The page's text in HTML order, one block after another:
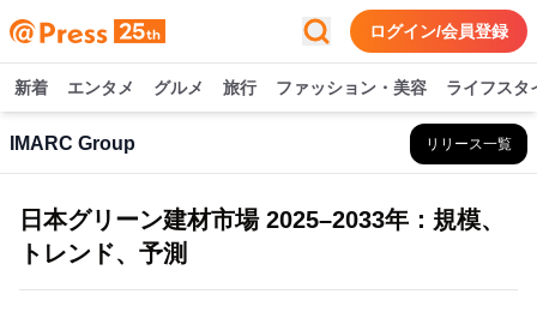
ログイン/会員登録
新着 エンタメ グルメ 旅行 ファッション・美容 ライフスタ
IMARC Group リリース一覧
日本グリーン建材市場 2025–2033年：規模、
トレンド、予測